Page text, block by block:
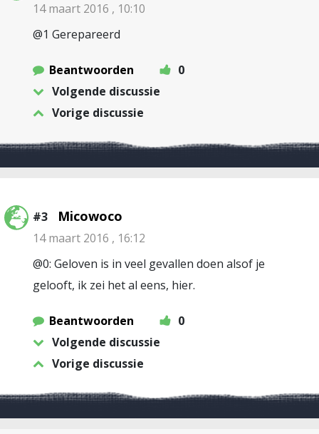
14 maart 2016 , 10:10
@1 Gerepareerd
Beantwoorden
0
Volgende discussie
Vorige discussie
#3 Micowoco
14 maart 2016 , 16:12
@0: Geloven is in veel gevallen doen alsof je
gelooft, ik zei het al eens, hier.
Beantwoorden
0
Volgende discussie
Vorige discussie